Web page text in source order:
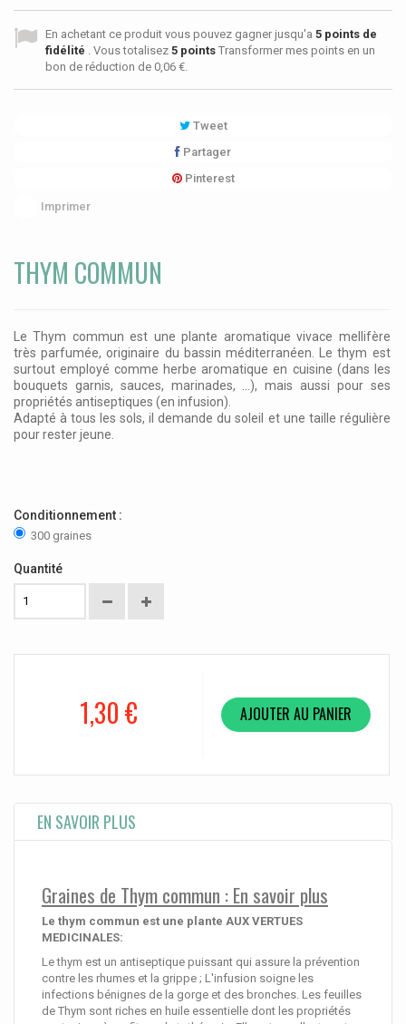
En achetant ce produit vous pouvez gagner jusqu'a 5 points de
fidélité . Vous totalisez 5 points Transformer mes points en un
bon de réduction de 0,06 €.
Tweet
Partager
Pinterest
Imprimer
THYM COMMUN
Le Thym commun est une plante aromatique vivace mellifère
très parfumée, originaire du bassin méditerranéen. Le thym est
surtout employé comme herbe aromatique en cuisine (dans les
bouquets garnis, sauces, marinades, ...), mais aussi pour ses
propriétés antiseptiques (en infusion).
Adapté à tous les sols, il demande du soleil et une taille régulière
pour rester jeune.
Conditionnement :
300 graines
Quantité
1,30 € AJOUTER AU PANIER
EN SAVOIR PLUS
Graines de Thym commun : En savoir plus
Le thym commun est une plante AUX VERTUES
MEDICINALES:
Le thym est un antiseptique puissant qui assure la prévention
contre les rhumes et la grippe ; L'infusion soigne les
infections bénignes de la gorge et des bronches. Les feuilles
de Thym sont riches en huile essentielle dont les propriétés